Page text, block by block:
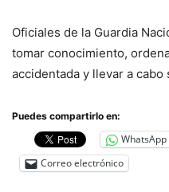
Oficiales de la Guardia
tomar conocimiento,
accidentada y llevar a
Puedes compartirlo en:
WhatsApp
Correo electrónico